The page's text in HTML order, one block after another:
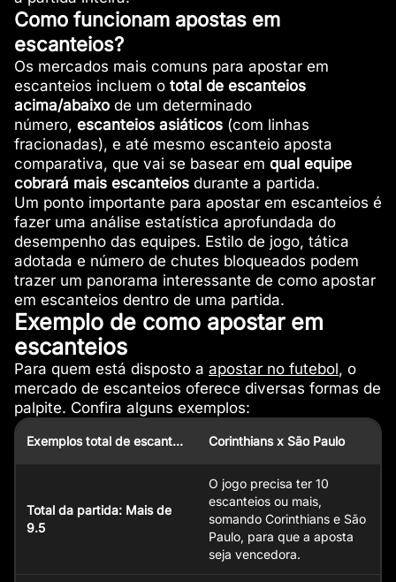
Como funcionam apostas em
escanteios?
Os mercados mais comuns para apostar em
escanteios incluem o total de escanteios
acima/abaixo de um determinado
número, escanteios asiáticos (com linhas
fracionadas), e até mesmo escanteio aposta
comparativa, que vai se basear em qual equipe
cobrará mais escanteios durante a partida.
Um ponto importante para apostar em escanteios é
fazer uma análise estatística aprofundada do
desempenho das equipes. Estilo de jogo, tática
adotada e número de chutes bloqueados podem
trazer um panorama interessante de como apostar
em escanteios dentro de uma partida.
Exemplo de como apostar em
escanteios
Para quem está disposto a apostar no futebol, o
mercado de escanteios oferece diversas formas de
palpite. Confira alguns exemplos:
Exemplos total de escanteios Corinthians x São Paulo
Total da partida: Mais de
9.5
O jogo precisa ter 10
escanteios ou mais,
somando Corinthians e São
Paulo, para que a aposta
seja vencedora.